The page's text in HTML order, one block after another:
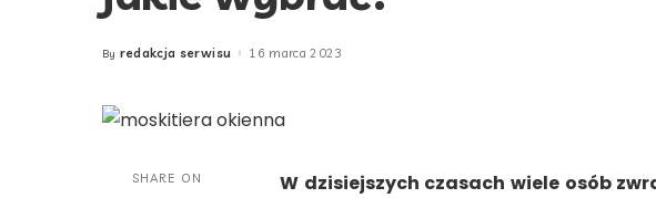
Posted
By redakcja serwisu 16 marca 2023
SHARE ON
W dzisiejszych czasach wiele osób